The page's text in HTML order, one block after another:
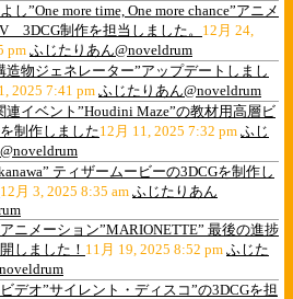
し”One more time, One more chance”アニメ
3DCG制作を担当しました。 12月 24,
pmふじたりあん@noveldrum
造物ジェネレーター”アップデートしまし
2025 7:41 pm ふじたりあん@noveldrum
連イベント”Houdini Maze”の教材用高層ビ
制作しました12月 11, 2025 7:32 pm ふじ
ティザームービーの3DCGを制作し
12月 3, 2025 8:35 am ふじたりあん
ニメーション”MARIONETTE” 最後の進捗
しました！ 11月 19, 2025 8:52 pm ふじた
デオ”サイレント・ディスコ”の3DCGを担